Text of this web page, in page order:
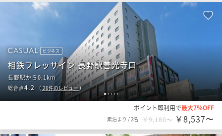
12345
ビジネス
相鉄フレッサイン 長野駅善光寺口
長野駅から0.1km
総合点4.2 （ 26件のレビュー）
ポイント即利用で最大7％OFF
素泊まり /2名 ￥9,180〜 ￥8,537〜